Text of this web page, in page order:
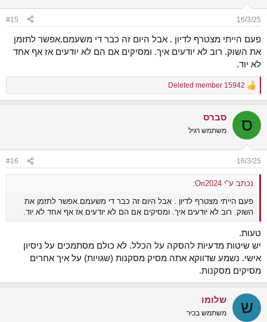
s
16/3/25
#15
פעם הייתי מצטרף לדיון . אבל היום זה כבר די משעמם.אפשר לתזמן
את השוק. רוב לא יודעים איך. ומסיקים אם הם לא יודעים אז אף אחד
לא יוד.
R
e
c
i
s
:
Deleted member 15942
ס סברס
משתמש רגיל
16/3/25
#16
נכתב ע"י Ori2024:
פעם הייתי מצטרף לדיון . אבל היום זה כבר די משעמם.אפשר לתזמן את
השוק. רוב לא יודעים איך. ומסיקים אם הם לא יודעים אז אף אחד לא יוד.
טעות.
יש שיטות מדעיות להסקה על הכלל. לא כולם מסתמכים על ניסיון
אישי. נשמע שדווקא אתה מסיק מסקנות (שגויות) על איך אחרים
מסיקים מסקנות.
ש שלומו
משתמש בכיר